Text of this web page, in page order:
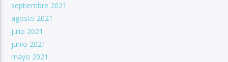
septiembre 2021
agosto 2021
julio 2021
junio 2021
mayo 2021